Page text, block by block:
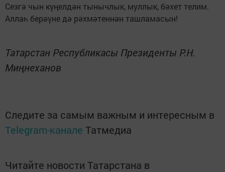
Сезгә чын күңелдән тынычлык, муллык, бәхет телим.
Аллаһ берәүне дә рәхмәтеннән ташламасын!
Татарстан Республикасы Президенты Р.Н.
Миңнеханов
Следите за самым важным и интересным в
Telegram-канале Татмедиа
Читайте новости Татарстана в